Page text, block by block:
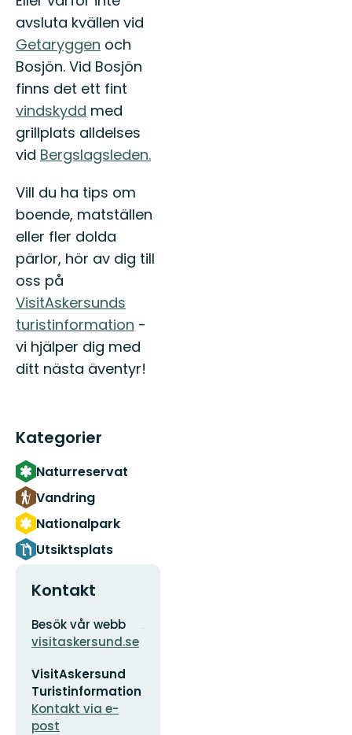
avsluta kvällen vid
Getaryggen och
Bosjön. Vid Bosjön
finns det ett fint
vindskydd med
grillplats alldelses
vid Bergslagsleden.
Vill du ha tips om
boende, matställen
eller fler dolda
pärlor, hör av dig till
oss på
VisitAskersunds
turistinformation -
vi hjälper dig med
ditt nästa äventyr!
Kategorier
Naturreservat
Vandring
Nationalpark
Utsiktsplats
Kontakt
Adress
Besök vår webb
visitaskersund.se
postadress
VisitAskersund
Turistinformation
Kontakt via e-
post
Organisationens